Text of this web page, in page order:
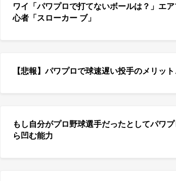
ワイ「パワプロで打てないボールは？」エ
心者「スローカー ブ」
【悲報】パワプロで球速遅い投手のメリッ
もし自分がプロ野球選手だったとしてパワ
ら凹む能力